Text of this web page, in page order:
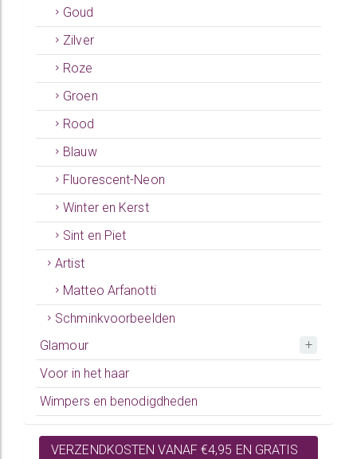
Goud
Zilver
Roze
Groen
Rood
Blauw
Fluorescent-Neon
Winter en Kerst
Sint en Piet
Artist
Matteo Arfanotti
Schminkvoorbeelden
Glamour
Voor in het haar
Wimpers en benodigdheden
VERZENDKOSTEN VANAF €4,95 EN GRATIS